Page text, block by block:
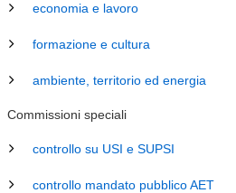
economia e lavoro
formazione e cultura
ambiente, territorio ed energia
Commissioni speciali
controllo su USI e SUPSI
controllo mandato pubblico AET